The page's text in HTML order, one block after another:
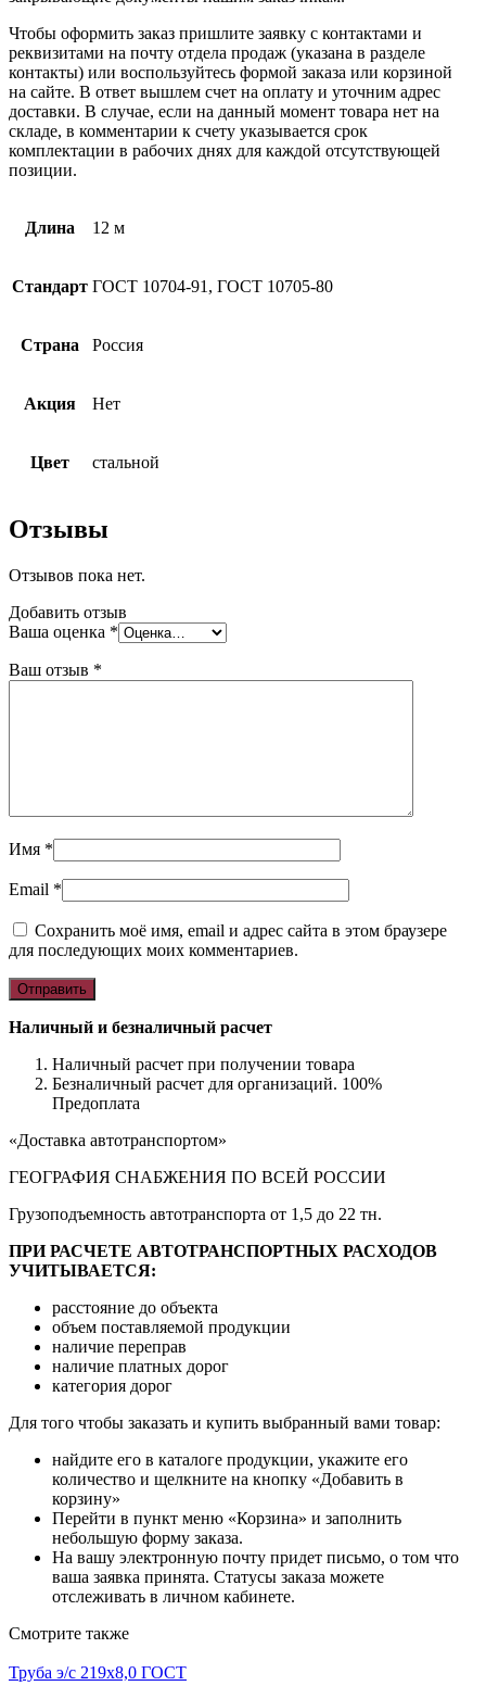
Чтобы оформить заказ пришлите заявку с контактами и
реквизитами на почту отдела продаж (указана в разделе
контакты) или воспользуйтесь формой заказа или корзиной
на сайте. В ответ вышлем счет на оплату и уточним адрес
доставки. В случае, если на данный момент товара нет на
складе, в комментарии к счету указывается срок
комплектации в рабочих днях для каждой отсутствующей
позиции.
Длина 12 м
Стандарт ГОСТ 10704-91, ГОСТ 10705-80
Страна Россия
Акция Нет
Цвет стальной
Отзывы
Отзывов пока нет.
Добавить отзыв
Ваша оценка *
Ваш отзыв *
Имя *
Email *
Сохранить моё имя, email и адрес сайта в этом браузере
для последующих моих комментариев.
Наличный и безналичный расчет
Наличный расчет при получении товара
Безналичный расчет для организаций. 100%
Предоплата
«Доставка автотранспортом»
ГЕОГРАФИЯ СНАБЖЕНИЯ ПО ВСЕЙ РОССИИ
Грузоподъемность автотранспорта от 1,5 до 22 тн.
ПРИ РАСЧЕТЕ АВТОТРАНСПОРТНЫХ РАСХОДОВ
УЧИТЫВАЕТСЯ:
расстояние до объекта
объем поставляемой продукции
наличие переправ
наличие платных дорог
категория дорог
Для того чтобы заказать и купить выбранный вами товар:
найдите его в каталоге продукции, укажите его
количество и щелкните на кнопку «Добавить в
корзину»
Перейти в пункт меню «Корзина» и заполнить
небольшую форму заказа.
На вашу электронную почту придет письмо, о том что
ваша заявка принята. Статусы заказа можете
отслеживать в личном кабинете.
Смотрите также
Труба э/с 219х8,0 ГОСТ